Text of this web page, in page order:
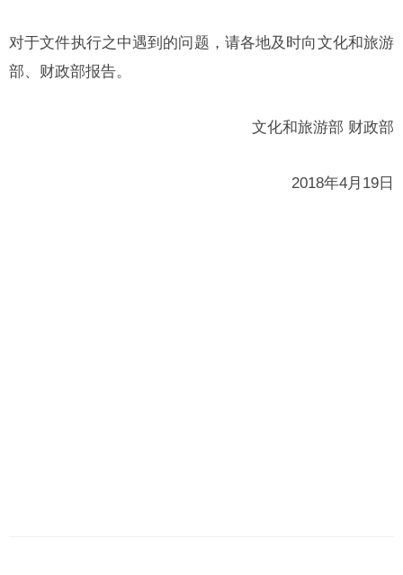
对于文件执行之中遇到的问题，请各地及时向文化和旅游
部、财政部报告。
文化和旅游部 财政部
2018年4月19日